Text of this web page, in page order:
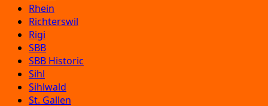
Rhein
Richterswil
Rigi
SBB
SBB Historic
Sihl
Sihlwald
St. Gallen